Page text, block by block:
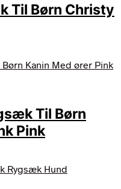
Til Børn Christy
Til Børn
Pink